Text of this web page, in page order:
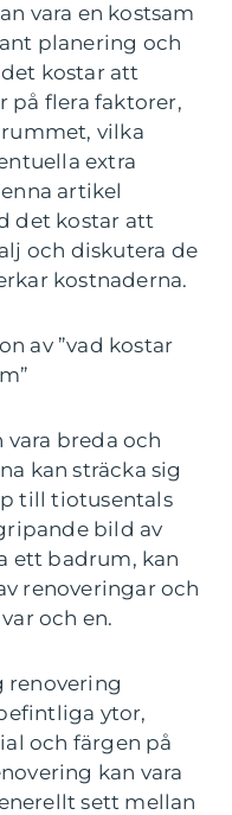
vara en kostsam
planering och
kostar att
på flera faktorer,
vilka
extra
artikel
det kostar att
och diskutera de
kostnaderna.
av ”vad kostar
breda och
kan sträcka sig
till tiotusentals
bild av
ett badrum, kan
renoveringar och
och en.
renovering
ytor,
och färgen på
kan vara
sett mellan